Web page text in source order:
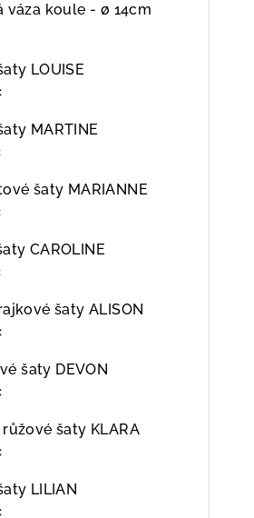
váza koule - ø 14cm
LOUISE
MARTINE
šaty MARIANNE
CAROLINE
šaty ALISON
šaty DEVON
šaty KLARA
LILIAN